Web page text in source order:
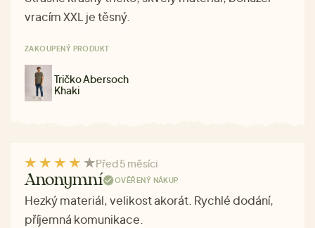
vracím XXL je těsný.
ZAKOUPENÝ PRODUKT
Tričko Abersoch
Khaki
Před 5 měsíci
Anonymní OVĚŘENÝ NÁKUP
Hezký materiál, velikost akorát. Rychlé dodání,
příjemná komunikace.